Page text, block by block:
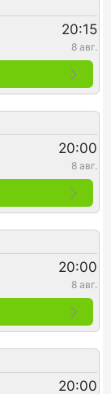
20:15
8 авг.
20:00
8 авг.
20:00
8 авг.
20:00